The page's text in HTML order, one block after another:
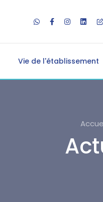
Vie de l'établissement